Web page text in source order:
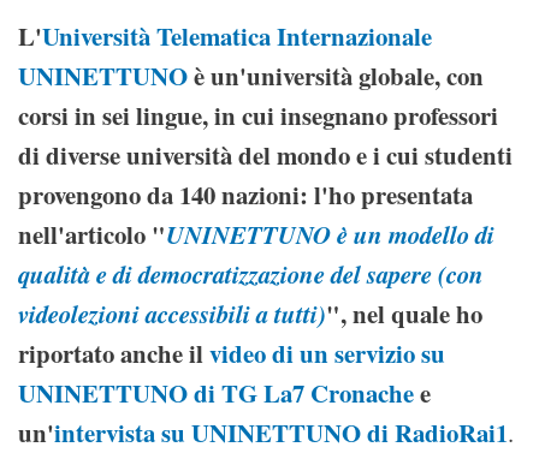
L'Università Telematica Internazionale
UNINETTUNOè un'università globale, con
corsi in sei lingue, in cui insegnano professori
di diverse università del mondo e i cui studenti
provengono da 140 nazioni: l'ho presentata
nell'articolo "UNINETTUNO è un modello di
qualità e di democratizzazione del sapere (con
videolezioni accessibili a tutti)", nel quale ho
riportato anche ilvideo di un servizio su
UNINETTUNO di TG La7 Cronachee
un'intervista su UNINETTUNO di RadioRai1.